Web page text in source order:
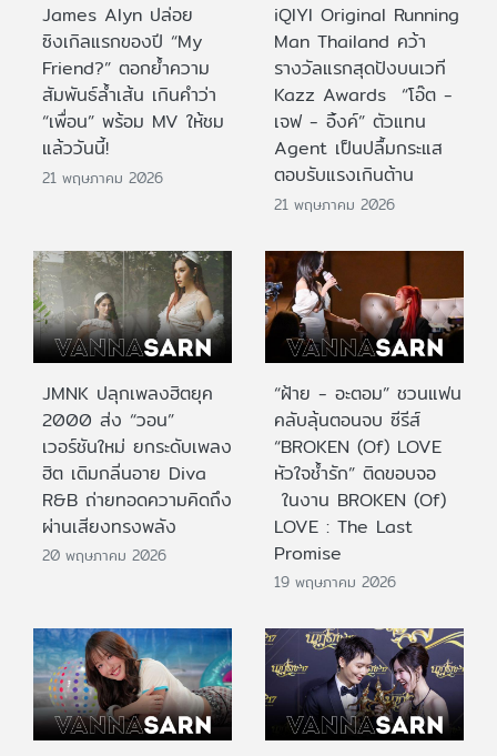
James Alyn ปล่อย
ซิงเกิลแรกของปี “My
Friend?” ตอกย้ำความ
สัมพันธ์ล้ำเส้น เกินคำว่า
“เพื่อน” พร้อม MV ให้ชม
แล้ววันนี้!
21 พฤษภาคม 2026
iQIYI Original Running
Man Thailand คว้า
รางวัลแรกสุดปังบนเวที
Kazz Awards “โอ๊ต -
เจฟ - อิ้งค์” ตัวแทน
Agent เป็นปลื้มกระแส
ตอบรับแรงเกินต้าน
21 พฤษภาคม 2026
JMNK ปลุกเพลงฮิตยุค
2000 ส่ง “วอน”
เวอร์ชันใหม่ ยกระดับเพลง
ฮิต เติมกลิ่นอาย Diva
R&B ถ่ายทอดความคิดถึง
ผ่านเสียงทรงพลัง
20 พฤษภาคม 2026
“ฝ้าย - อะตอม” ชวนแฟน
คลับลุ้นตอนจบ ซีรีส์
“BROKEN (Of) LOVE
หัวใจช้ำรัก” ติดขอบจอ
ในงาน BROKEN (Of)
LOVE : The Last
Promise
19 พฤษภาคม 2026